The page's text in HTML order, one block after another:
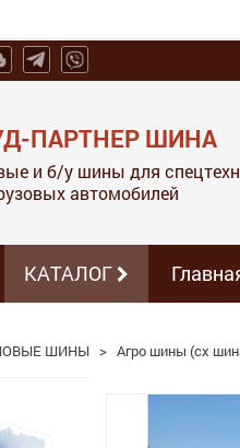
ПАРТНЕР ШИНА
и б/у шины для
автомобилей
КАТАЛОГ
ШИНЫ > Агро шины (сх